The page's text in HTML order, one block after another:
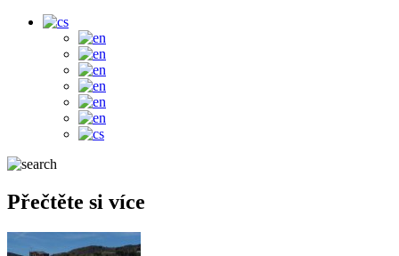
Přečtěte si více